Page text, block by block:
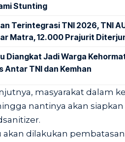
Stunting
Terintegrasi TNI 2026, TNI
Matra, 12.000 Prajurit
Diangkat Jadi Warga
Antar TNI dan Kemhan
masyarakat dalam
nantinya akan
akan dilakukan